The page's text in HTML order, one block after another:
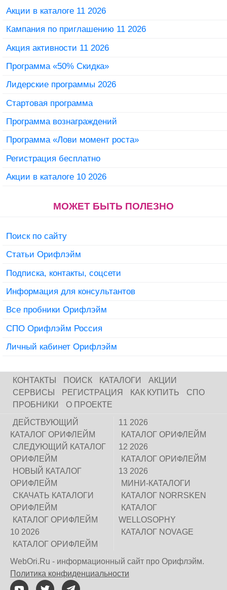
Акции в каталоге 11 2026
Кампания по приглашению 11 2026
Акция активности 11 2026
Программа «50% Скидка»
Лидерские программы 2026
Стартовая программа
Программа вознаграждений
Программа «Лови момент роста»
Регистрация бесплатно
Акции в каталоге 10 2026
МОЖЕТ БЫТЬ ПОЛЕЗНО
Поиск по сайту
Статьи Орифлэйм
Подписка, контакты, соцсети
Информация для консультантов
Все пробники Орифлэйм
СПО Орифлэйм Россия
Личный кабинет Орифлэйм
КОНТАКТЫ ПОИСК КАТАЛОГИ
АКЦИИ
СЕРВИСЫ
РЕГИСТРАЦИЯ КАК КУПИТЬ
СПО
ПРОБНИКИ
О ПРОЕКТЕ
ДЕЙСТВУЮЩИЙ
КАТАЛОГ ОРИФЛЕЙМ
СЛЕДУЮЩИЙ КАТАЛОГ
ОРИФЛЕЙМ
НОВЫЙ КАТАЛОГ
ОРИФЛЕЙМ
СКАЧАТЬ КАТАЛОГИ
ОРИФЛЕЙМ
КАТАЛОГ ОРИФЛЕЙМ
10 2026
КАТАЛОГ ОРИФЛЕЙМ
11 2026
КАТАЛОГ ОРИФЛЕЙМ
12 2026
КАТАЛОГ ОРИФЛЕЙМ
13 2026
МИНИ-КАТАЛОГИ
КАТАЛОГ NORRSKEN
КАТАЛОГ
WELLOSOPHY
КАТАЛОГ NOVAGE
WebOri.Ru - информационный сайт про Орифлэйм.
Политика конфиденциальности